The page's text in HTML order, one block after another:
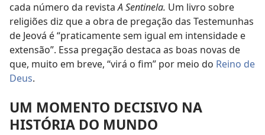
cada número da revistaA Sentinela. Um livro sobre
religiões diz que a obra de pregação das Testemunhas
de Jeová é “praticamente sem igual em intensidade e
extensão”. Essa pregação destaca as boas novas de
que, muito em breve, “virá o fim” por meio do Reino de
Deus.
UM MOMENTO DECISIVO NA
HISTÓRIA DO MUNDO